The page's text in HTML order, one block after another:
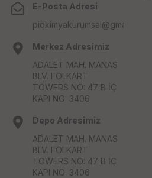
E-Posta Adresi
piokimyakurumsal@gmail.com
Merkez Adresimiz
ADALET MAH. MANAS
BLV. FOLKART
TOWERS NO: 47 B İÇ
KAPI NO: 3406
Depo Adresimiz
ADALET MAH. MANAS
BLV. FOLKART
TOWERS NO: 47 B İÇ
KAPI NO: 3406